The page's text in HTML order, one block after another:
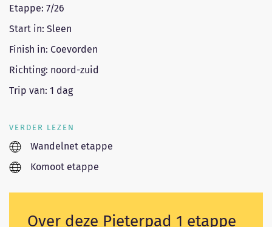
Etappe: 7/26
Start in: Sleen
Finish in: Coevorden
Richting: noord-zuid
Trip van: 1 dag
VERDER LEZEN
Wandelnet etappe
Komoot etappe
Over deze Pieterpad 1 etappe